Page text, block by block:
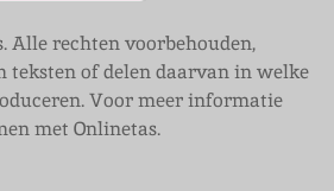
Alle rechten voorbehouden,
teksten of delen daarvan in welke
Voor meer informatie
met Onlinetas.